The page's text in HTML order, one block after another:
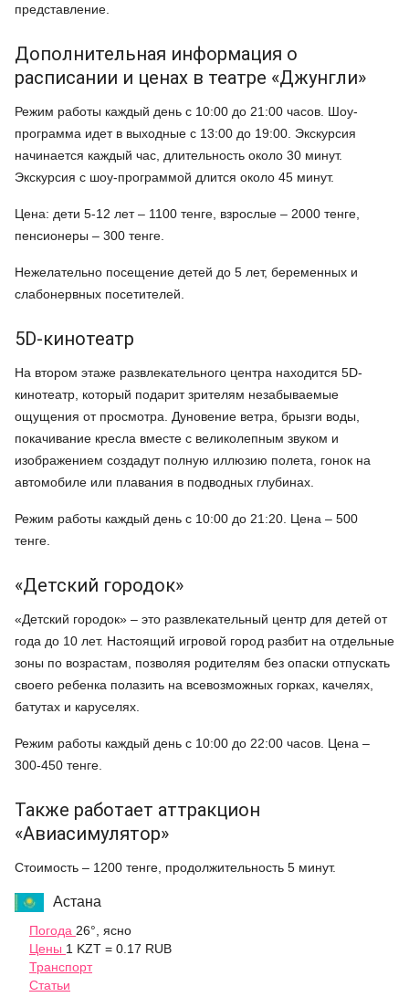
представление.
Дополнительная информация о
расписании и ценах в театре «Джунгли»
Режим работы каждый день с 10:00 до 21:00 часов. Шоу-
программа идет в выходные с 13:00 до 19:00. Экскурсия
начинается каждый час, длительность около 30 минут.
Экскурсия с шоу-программой длится около 45 минут.
Цена: дети 5-12 лет – 1100 тенге, взрослые – 2000 тенге,
пенсионеры – 300 тенге.
Нежелательно посещение детей до 5 лет, беременных и
слабонервных посетителей.
5D-кинотеатр
На втором этаже развлекательного центра находится 5D-
кинотеатр, который подарит зрителям незабываемые
ощущения от просмотра. Дуновение ветра, брызги воды,
покачивание кресла вместе с великолепным звуком и
изображением создадут полную иллюзию полета, гонок на
автомобиле или плавания в подводных глубинах.
Режим работы каждый день с 10:00 до 21:20. Цена – 500
тенге.
«Детский городок»
«Детский городок» – это развлекательный центр для детей от
года до 10 лет. Настоящий игровой город разбит на отдельные
зоны по возрастам, позволяя родителям без опаски отпускать
своего ребенка полазить на всевозможных горках, качелях,
батутах и каруселях.
Режим работы каждый день с 10:00 до 22:00 часов. Цена –
300-450 тенге.
Также работает аттракцион
«Авиасимулятор»
Стоимость – 1200 тенге, продолжительность 5 минут.
Астана
Погода 26°, ясно
Цены 1 KZT = 0.17 RUB
Транспорт
Статьи